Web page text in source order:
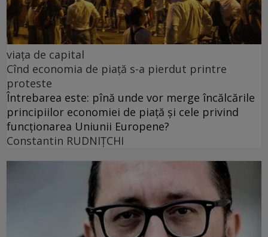
viața de capital
Cînd economia de piață s-a pierdut printre
proteste
Întrebarea este: pînă unde vor merge încălcările
principiilor economiei de piață și cele privind
funcționarea Uniunii Europene?
Constantin RUDNIŢCHI